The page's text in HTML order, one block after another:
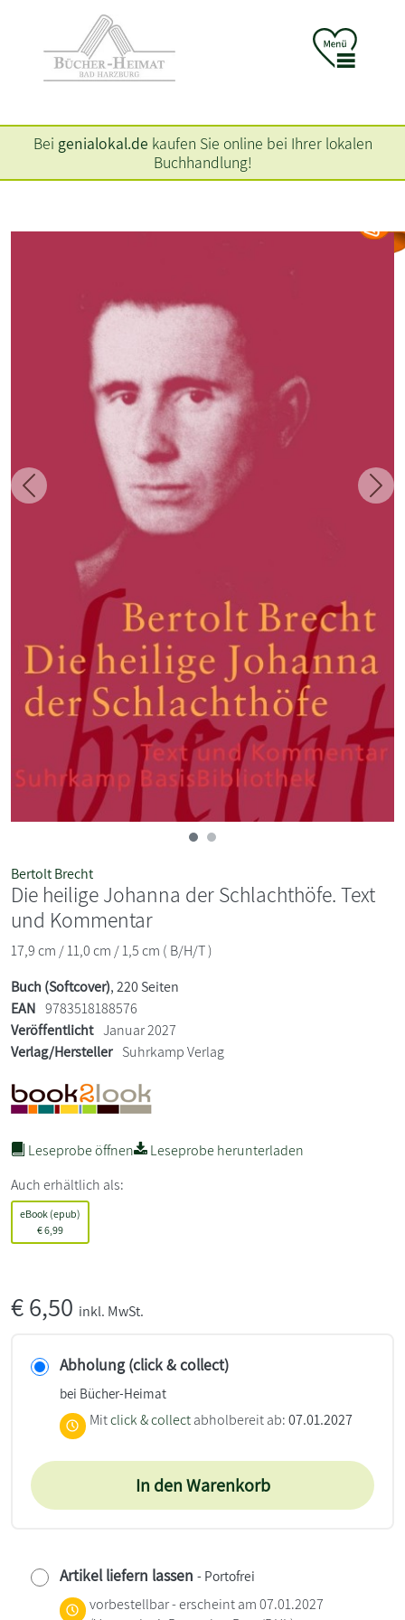
Bei genialokal.de kaufen Sie online bei Ihrer lokalen
Buchhandlung!
Zurück
Bertolt Brecht
Die heilige Johanna der Schlachthöfe. Text
und Kommentar
17,9 cm / 11,0 cm / 1,5 cm ( B/H/T )
Buch (Softcover), 220 Seiten
EAN 9783518188576
Veröffentlicht Januar 2027
Verlag/Hersteller Suhrkamp Verlag
Leseprobe öffnen
Leseprobe herunterladen
Auch erhältlich als:
eBook (epub)
€6,99
€6,50 inkl. MwSt.
Abholung (click & collect)
bei Bücher-Heimat
Mitclick & collectabholbereit ab:07.01.2027
In den Warenkorb
Artikel liefern lassen - Portofrei
vorbestellbar - erscheint am 07.01.2027